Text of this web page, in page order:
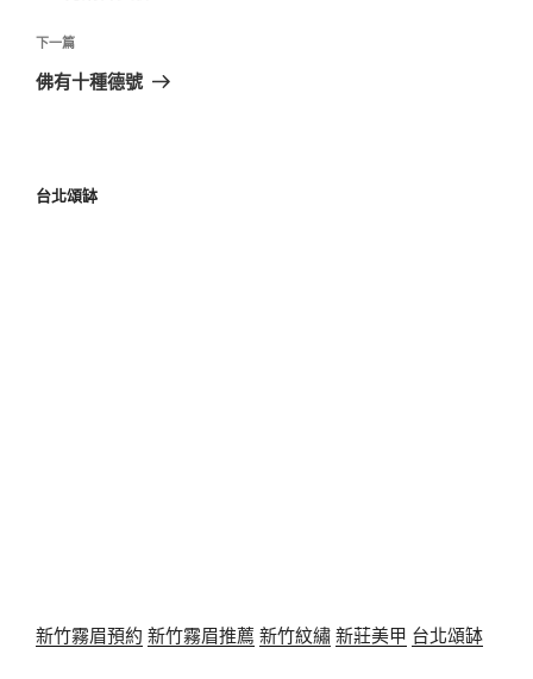
下一篇
佛有十種德號
台北頌缽
新竹霧眉預約 新竹霧眉推薦 新竹紋繡新莊美甲 台北頌缽